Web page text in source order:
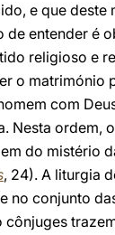
e que
entender é
religioso e
o matrimónio
com
Nesta ordem,
do mistério
, 24). A liturgia
conjunto